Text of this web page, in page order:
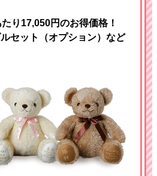
り17,050円のお得価格！
セット（オプション）など